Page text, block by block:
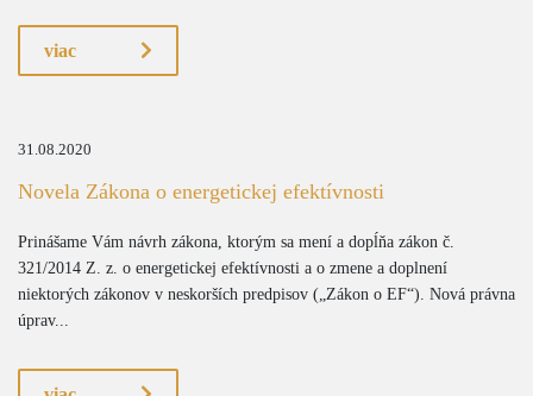
viac
31.08.2020
Novela Zákona o energetickej efektívnosti
Prinášame Vám návrh zákona, ktorým sa mení a dopĺňa zákon č.
321/2014 Z. z. o energetickej efektívnosti a o zmene a doplnení
niektorých zákonov v neskorších predpisov („Zákon o EF“). Nová právna
úprav...